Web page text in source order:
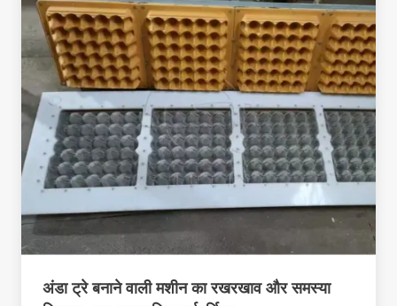
अंडा ट्रे बनाने वाली मशीन का रखरखाव और समस्या